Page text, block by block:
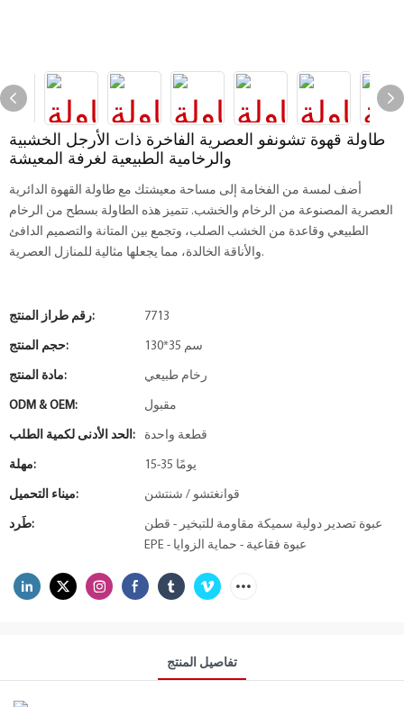
طاولة قهوة تشونفو العصرية الفاخرة ذات الأرجل الخشبية
والرخامية الطبيعية لغرفة المعيشة
أضف لمسة من الفخامة إلى مساحة معيشتك مع طاولة القهوة الدائرية
العصرية المصنوعة من الرخام والخشب. تتميز هذه الطاولة بسطح من الرخام
الطبيعي وقاعدة من الخشب الصلب، وتجمع بين المتانة والتصميم الدافئ
والأناقة الخالدة، مما يجعلها مثالية للمنازل العصرية.
رقم طراز المنتج: 7713
حجم المنتج: 130*35 سم
مادة المنتج: رخام طبيعي
ODM & OEM: مقبول
الحد الأدنى لكمية الطلب: قطعة واحدة
مهلة: 15-35 يومًا
ميناء التحميل: قوانغتشو / شنتشن
طَرد:
عبوة تصدير دولية سميكة مقاومة للتبخير - قطن
EPE - عبوة فقاعية - حماية الزوايا
تفاصيل المنتج